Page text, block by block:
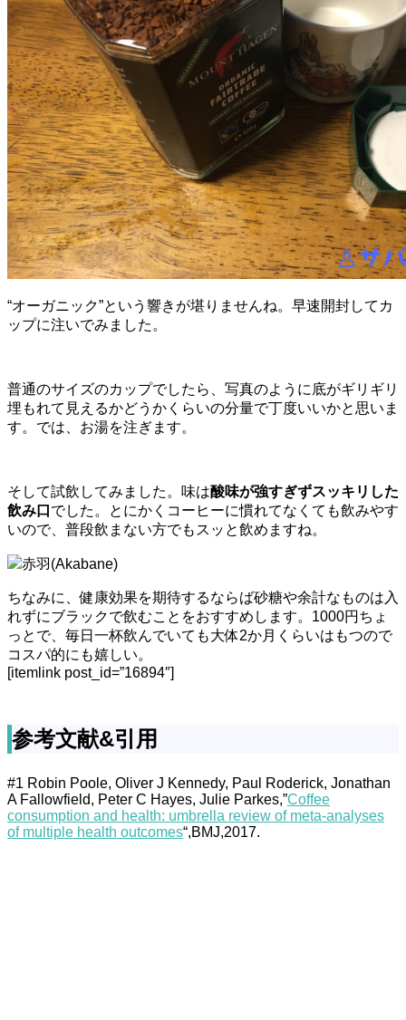
“オーガニック”という響きが堪りませんね。早速開封してカ
ップに注いでみました。
普通のサイズのカップでしたら、写真のように底がギリギリ
埋もれて見えるかどうかくらいの分量で丁度いいかと思いま
す。では、お湯を注ぎます。
そして試飲してみました。味は酸味が強すぎずスッキリした
飲み口 でした。とにかくコーヒーに慣れてなくても飲みやす
いので、普段飲まない方でもスッと飲めますね。
赤羽(Akabane)
ちなみに、健康効果を期待するならば砂糖や余計なものは入
れずにブラックで飲むことをおすすめします。1000円ちょ
っとで、毎日一杯飲んでいても大体2か月くらいはもつので
コスパ的にも嬉しい。
[itemlink post_id=”16894″]
参考文献&引用
#1 Robin Poole, Oliver J Kennedy, Paul Roderick, Jonathan
A Fallowfield, Peter C Hayes, Julie Parkes,”Coffee
consumption and health: umbrella review of meta-analyses
of multiple health outcomes“,BMJ,2017.